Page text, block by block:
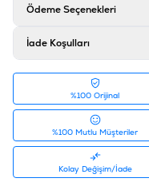
ve Ibiza Gezdirme
Ürün Filtreleri
Barkod
:
Tedarikçi Ürün Kodu
:
Ödeme Seçenekleri
İade Koşulları
%100 Orijinal
%100 Mutlu Müşteriler
Kolay Değişim/İade